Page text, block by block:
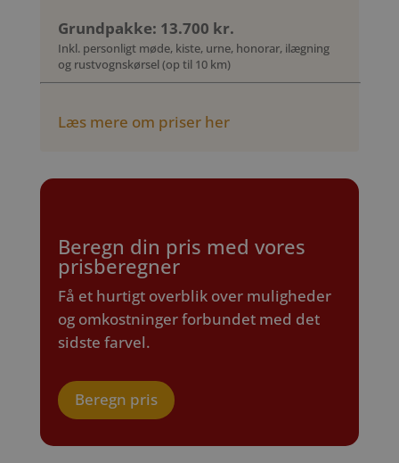
Grundpakke: 13.700 kr.
Inkl. personligt møde, kiste, urne, honorar, ilægning
og rustvognskørsel (op til 10 km)
Læs mere om priser her
Beregn din pris med vores
prisberegner
Få et hurtigt overblik over muligheder
og omkostninger forbundet med det
sidste farvel.
Beregn pris